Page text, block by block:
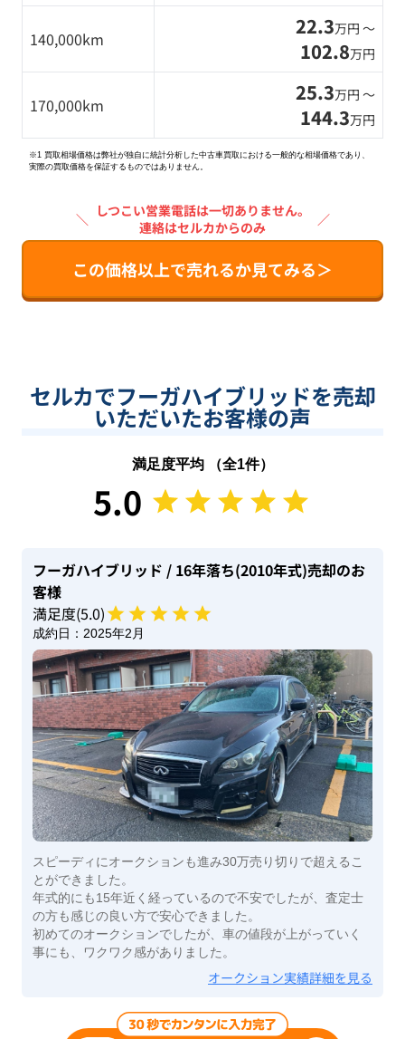
140,000km 22.3万円 〜
102.8万円
170,000km 25.3万円 〜
144.3万円
※1 買取相場価格は弊社が独自に統計分析した中古車買取における一般的な相場価格であり、
実際の買取価格を保証するものではありません。
＼ しつこい営業電話は一切ありません。
連絡はセルカからのみ
／
この価格以上で売れるか見てみる＞
セルカでフーガハイブリッドを売却
いただいたお客様の声
満足度平均 （全1件）
5.0
フーガハイブリッド / 16年落ち(2010年式)売却のお
客様
満足度(5.0)
成約日： 2025年2月
スピーディにオークションも進み30万売り切りで超えるこ
とができました。
年式的にも15年近く経っているので不安でしたが、査定士
の方も感じの良い方で安心できました。
初めてのオークションでしたが、車の値段が上がっていく
事にも、ワクワク感がありました。
オークション実績詳細を見る